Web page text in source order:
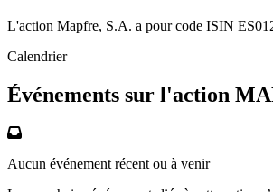
L'action Mapfre, S.A. a pour code ISIN
Calendrier
Événements sur l'action
Aucun événement récent ou à venir